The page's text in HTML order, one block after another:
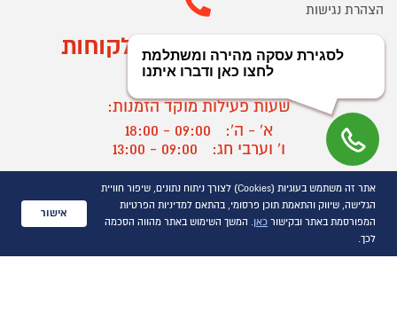
הצהרת נגישות
מוקד הזמנות ושירות לקוחות
03-9545370
שעות פעילות מוקד הזמנות:
א' - ה':
09:00 - 18:00
ו' וערבי חג:
09:00 - 13:00
שעות פעילות מוקד שירות לקוחות:
א' - ד':
09:00 - 16:30
ה :
09:00 - 16:00
אתר זה משתמש בעוגיות (Cookies) לצורך ניתוח נתונים, שיפור חוויית
הגלישה, שיווק והתאמת תוכן פרסומי, בהתאם למדיניות הפרטיות
המפורסמת באתר ובקישור כאן. המשך השימוש באתר מהווה הסכמה
לכך.
אישור